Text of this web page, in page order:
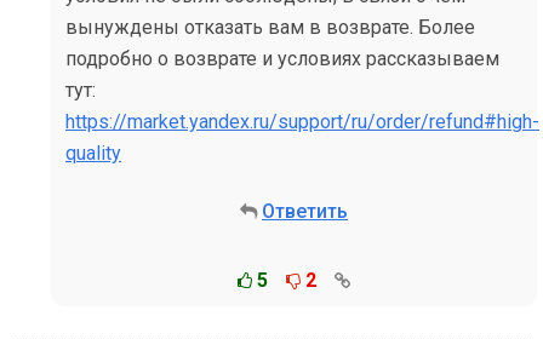
вынуждены отказать вам в возврате. Более
подробно о возврате и условиях рассказываем
тут:
https://market.yandex.ru/support/ru/order/refund#high-
quality
Ответить
5 2